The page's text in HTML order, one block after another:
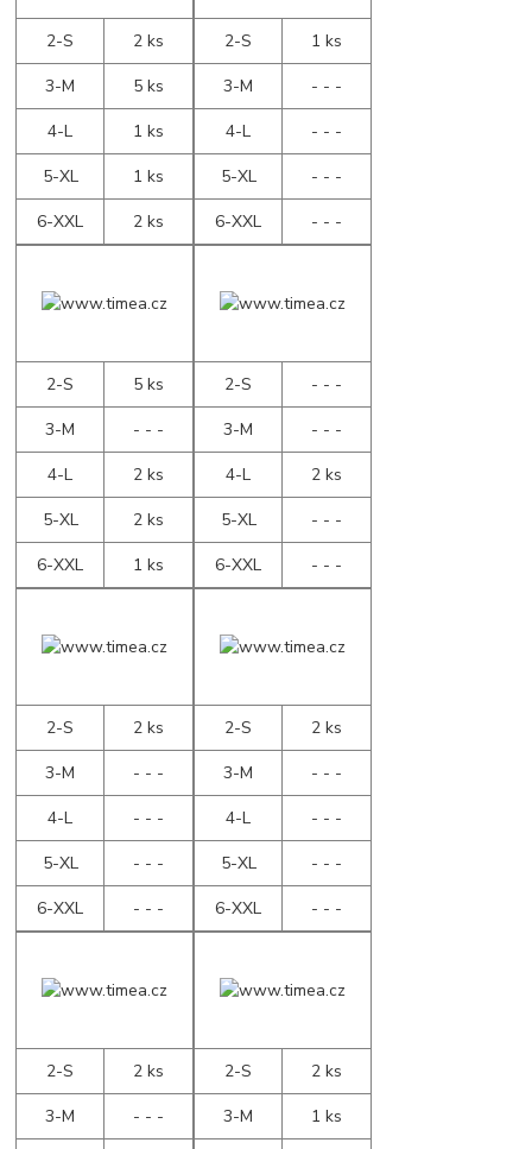
2-S
2 ks
3-M
5 ks
4-L
1 ks
5-XL
1 ks
6-XXL
2 ks
2-S
1 ks
3-M
- - -
4-L
- - -
5-XL
- - -
6-XXL
- - -
2-S
5 ks
3-M
- - -
4-L
2 ks
5-XL
2 ks
6-XXL
1 ks
2-S
- - -
3-M
- - -
4-L
2 ks
5-XL
- - -
6-XXL
- - -
2-S
2 ks
3-M
- - -
4-L
- - -
5-XL
- - -
6-XXL
- - -
2-S
2 ks
3-M
- - -
4-L
- - -
5-XL
- - -
6-XXL
- - -
2-S
2 ks
3-M
- - -
2-S
2 ks
3-M
1 ks